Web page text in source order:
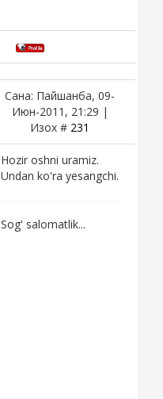
Сана: Пайшанба, 09-
Июн-2011, 21:29 |
Изох # 231
Hozir oshni uramiz.
Undan ko'ra yesangchi.
Sog' salomatlik...